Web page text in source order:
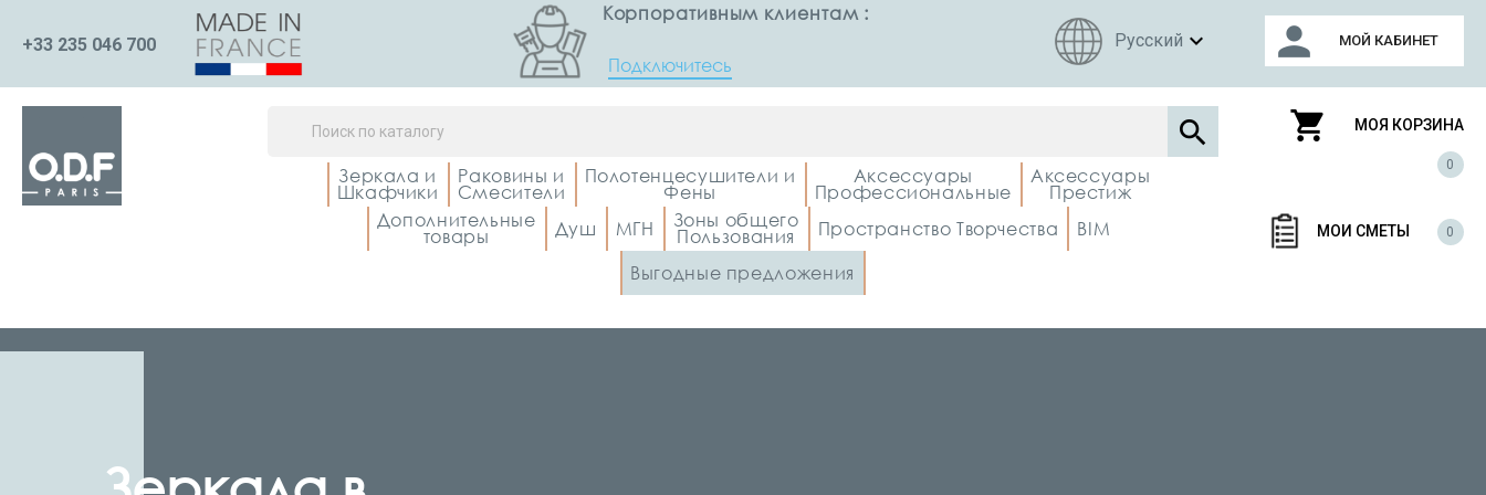
+33 235 046 700
Корпоративным клиентам :
Подключитесь
Русский expand_more person МОЙ КАБИНЕТ

Зеркала и
Шкафчики
Раковины и
Смесители
Полотенцесушители и
Фены
Аксессуары
Профессиональные
Аксессуары
Престиж
Дополнительные
товары Душ МГН Зоны общего
Пользования Пространство Творчества
BIM
Выгодные предложения
shopping_cart МОЯ КОРЗИНА
0
МОИ СМЕТЫ 0